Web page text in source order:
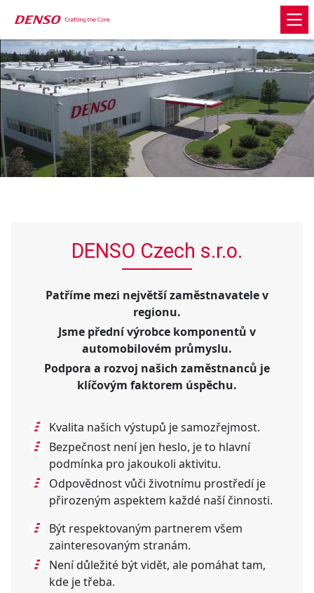
DENSO Czech s.r.o.
Patříme mezi největší zaměstnavatele v
regionu.
Jsme přední výrobce komponentů v
automobilovém průmyslu.
Podpora a rozvoj našich zaměstnanců je
klíčovým faktorem úspěchu.
Kvalita našich výstupů je samozřejmost.
Bezpečnost není jen heslo, je to hlavní
podmínka pro jakoukoli aktivitu.
Odpovědnost vůči životnímu prostředí je
přirozeným aspektem každé naší činnosti.
Být respektovaným partnerem všem
zainteresovaným stranám.
Není důležité být vidět, ale pomáhat tam,
kde je třeba.